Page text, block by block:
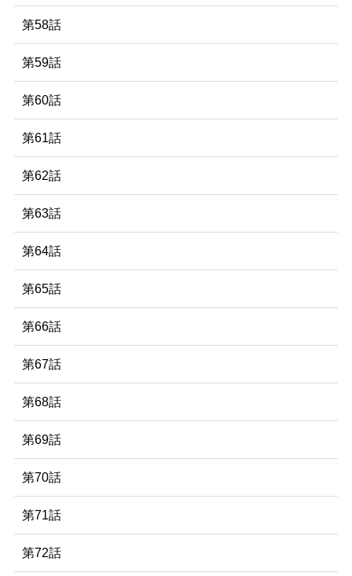
第58話
第59話
第60話
第61話
第62話
第63話
第64話
第65話
第66話
第67話
第68話
第69話
第70話
第71話
第72話